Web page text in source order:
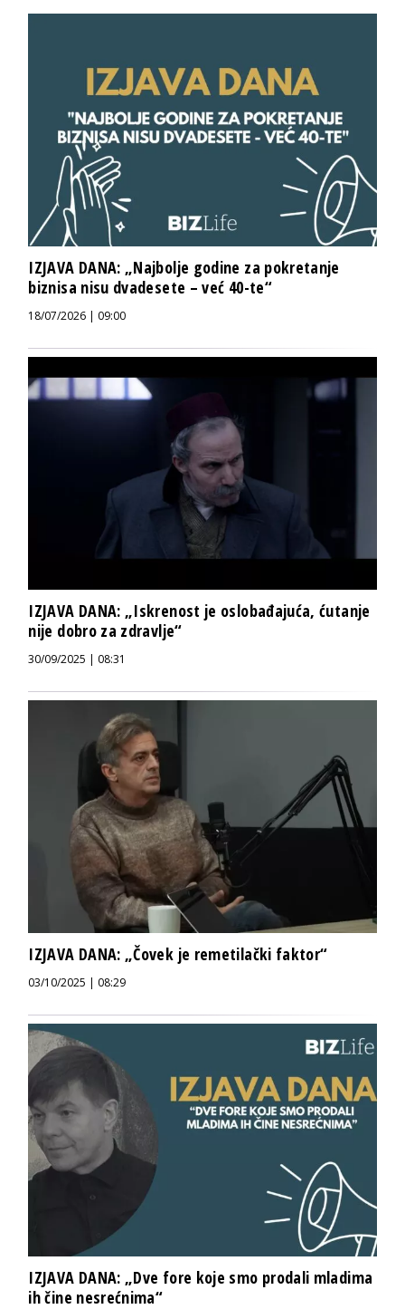
IZJAVA DANA: „Najbolje godine za pokretanje
biznisa nisu dvadesete – već 40-te“
18/07/2026 | 09:00
IZJAVA DANA: „Iskrenost je oslobađajuća, ćutanje
nije dobro za zdravlje“
30/09/2025 | 08:31
IZJAVA DANA: „Čovek je remetilački faktor“
03/10/2025 | 08:29
IZJAVA DANA: „Dve fore koje smo prodali mladima
ih čine nesrećnima“